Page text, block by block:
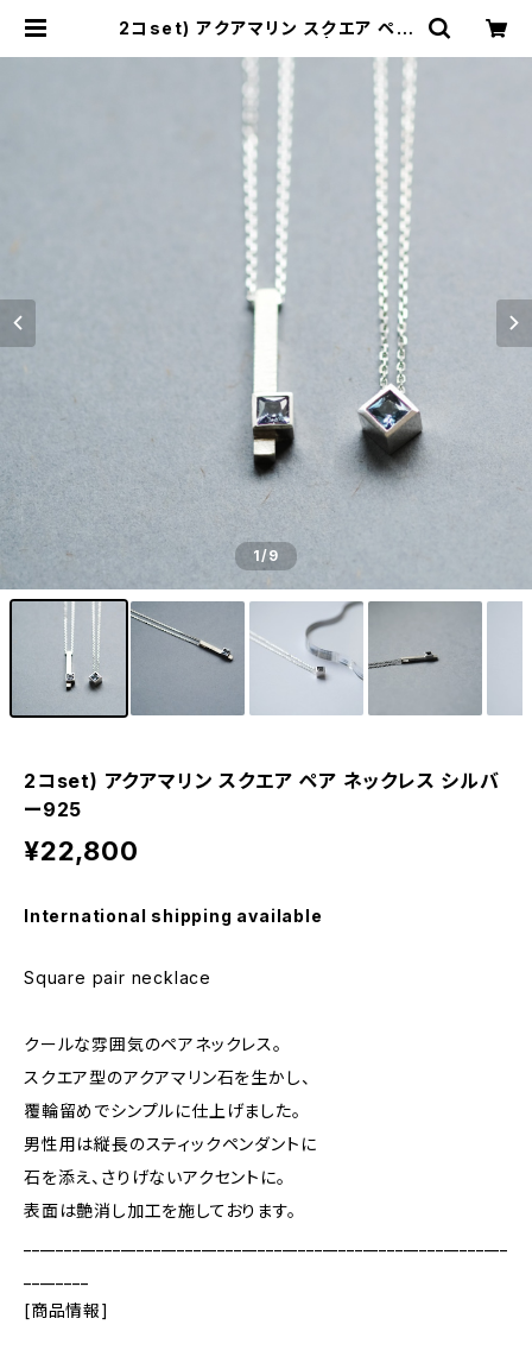
2コset) アクアマリン スクエア ペア
lue
1/9
2コset) アクアマリン スクエア ペア ネックレス シルバ
ー925
¥22,800
International shipping available
Square pair necklace
クールな雰囲気のペアネックレス。
スクエア型のアクアマリン石を生かし、
覆輪留めでシンプルに仕上げました。
男性用は縦長のスティックペンダントに
石を添え、さりげないアクセントに。
表面は艶消し加工を施しております。
[商品情報]